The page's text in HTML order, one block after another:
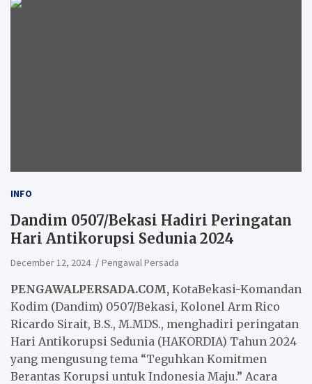
INFO
Dandim 0507/Bekasi Hadiri Peringatan
Hari Antikorupsi Sedunia 2024
December 12, 2024 Pengawal Persada
PENGAWALPERSADA.COM, KotaBekasi-Komandan
Kodim (Dandim) 0507/Bekasi, Kolonel Arm Rico
Ricardo Sirait, B.S., M.MDS., menghadiri peringatan
Hari Antikorupsi Sedunia (HAKORDIA) Tahun 2024
yang mengusung tema “Teguhkan Komitmen
Berantas Korupsi untuk Indonesia Maju.” Acara